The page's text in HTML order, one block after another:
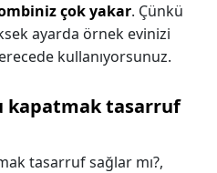
çok yakar. Çünkü
ayarda örnek evinizi
kullanıyorsunuz.
kapatmak tasarruf
tasarruf sağlar mı?,